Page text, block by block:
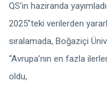
QS’in haziranda
2025”teki verilerden
sıralamada, Boğaziçi
“Avrupa’nın en fazla
oldu,